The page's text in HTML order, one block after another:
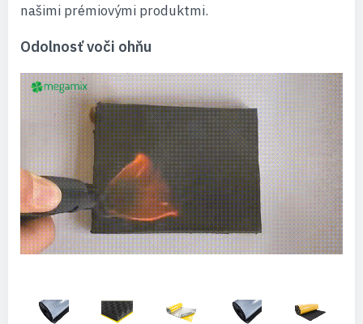
našimi prémiovými produktmi.
Odolnosť voči ohňu